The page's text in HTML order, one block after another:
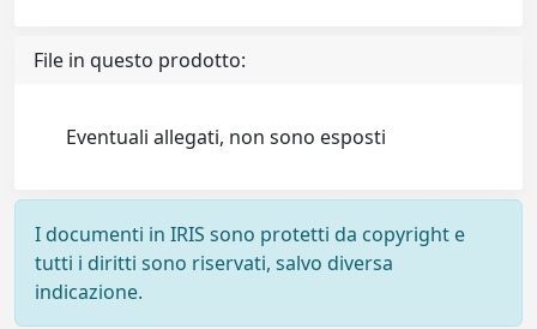
File in questo prodotto:
Eventuali allegati, non sono esposti
I documenti in IRIS sono protetti da copyright e
tutti i diritti sono riservati, salvo diversa
indicazione.